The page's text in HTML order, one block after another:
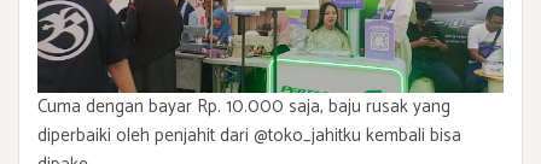
Cuma dengan bayar Rp. 10.000 saja, baju rusak yang
diperbaiki oleh penjahit dari @toko_jahitku kembali bisa